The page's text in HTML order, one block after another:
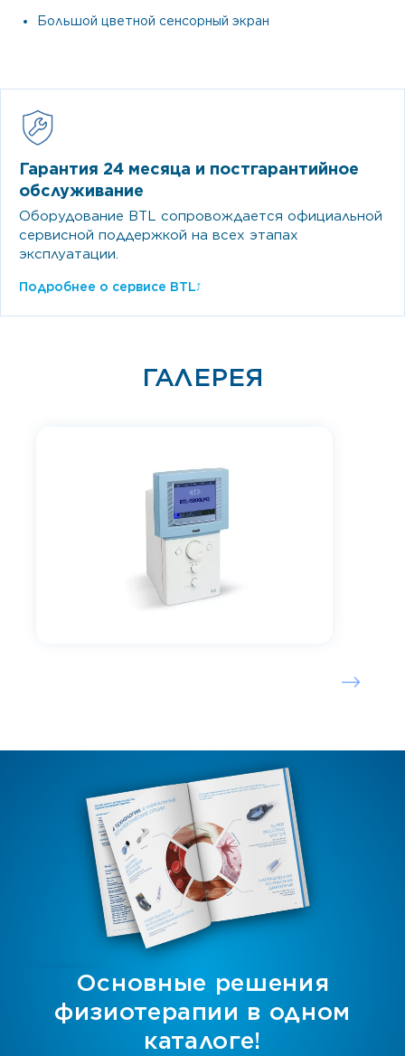
Большой цветной сенсорный экран
Гарантия 24 месяца и постгарантийное
обслуживание
Оборудование BTL сопровождается официальной
сервисной поддержкой на всех этапах
эксплуатации.
Подробнее о сервисе BTL⤴
ГАЛЕРЕЯ
Основные решения
физиотерапии в одном
каталоге!